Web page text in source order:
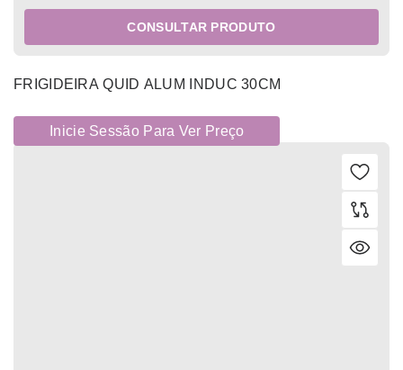
CONSULTAR PRODUTO
FRIGIDEIRA QUID ALUM INDUC 30CM
Inicie Sessão Para Ver Preço